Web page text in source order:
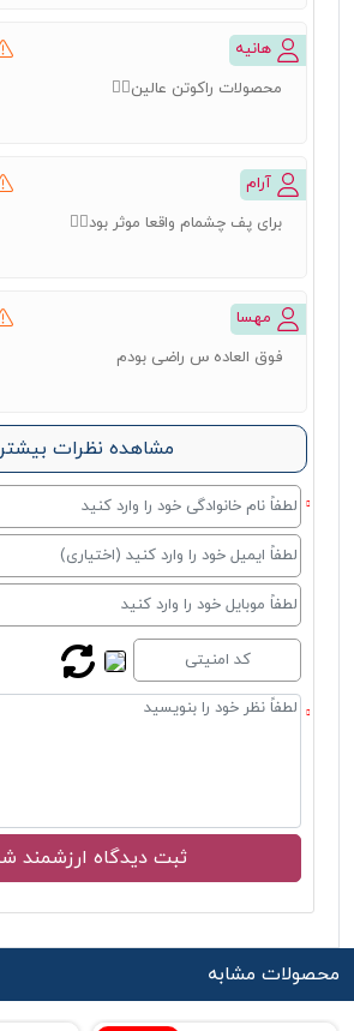
هانیه
محصولات راکوتن عالین👌🏻
آرام
برای پف چشمام واقعا موثر بود👍🏻
مهسا
فوق العاده س راضی بودم
مشاهده نظرات بیشتر
محصولات مشابه